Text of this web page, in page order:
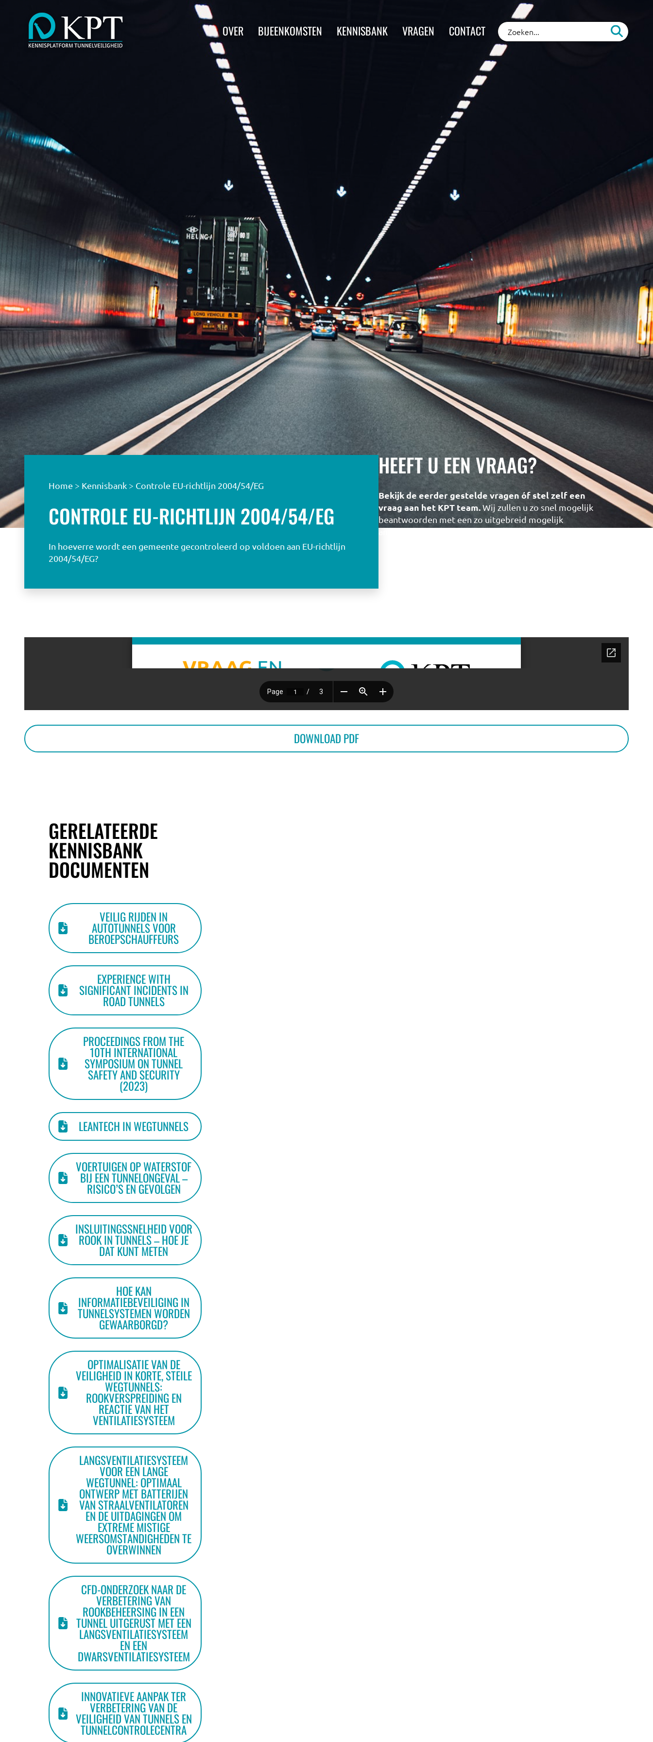
OVER BIJEENKOMSTEN KENNISBANK VRAGEN CONTACT
Home > Kennisbank > Controle EU-richtlijn 2004/54/EG
CONTROLE EU-RICHTLIJN 2004/54/EG
In hoeverre wordt een gemeente gecontroleerd op voldoen aan EU-richtlijn
2004/54/EG?
HEEFT U EEN VRAAG?
Bekijk de eerder gestelde vragen óf stel zelf een
vraag aan het KPT team.Wij zullen u zo snel mogelijk
beantwoorden met een zo uitgebreid mogelijk
DOWNLOAD PDF
GERELATEERDE
KENNISBANK
DOCUMENTEN
VEILIG RIJDEN IN
AUTOTUNNELS VOOR
BEROEPSCHAUFFEURS
EXPERIENCE WITH
SIGNIFICANT INCIDENTS IN
ROAD TUNNELS
PROCEEDINGS FROM THE
10TH INTERNATIONAL
SYMPOSIUM ON TUNNEL
SAFETY AND SECURITY
(2023)
LEANTECH IN WEGTUNNELS
VOERTUIGEN OP WATERSTOF
BIJ EEN TUNNELONGEVAL –
RISICO’S EN GEVOLGEN
INSLUITINGSSNELHEID VOOR
ROOK IN TUNNELS – HOE JE
DAT KUNT METEN
HOE KAN
INFORMATIEBEVEILIGING IN
TUNNELSYSTEMEN WORDEN
GEWAARBORGD?
OPTIMALISATIE VAN DE
VEILIGHEID IN KORTE, STEILE
WEGTUNNELS:
ROOKVERSPREIDING EN
REACTIE VAN HET
VENTILATIESYSTEEM
LANGSVENTILATIESYSTEEM
VOOR EEN LANGE
WEGTUNNEL: OPTIMAAL
ONTWERP MET BATTERIJEN
VAN STRAALVENTILATOREN
EN DE UITDAGINGEN OM
EXTREME MISTIGE
WEERSOMSTANDIGHEDEN TE
OVERWINNEN
CFD-ONDERZOEK NAAR DE
VERBETERING VAN
ROOKBEHEERSING IN EEN
TUNNEL UITGERUST MET EEN
LANGSVENTILATIESYSTEEM
EN EEN
DWARSVENTILATIESYSTEEM
INNOVATIEVE AANPAK TER
VERBETERING VAN DE
VEILIGHEID VAN TUNNELS EN
TUNNELCONTROLECENTRA